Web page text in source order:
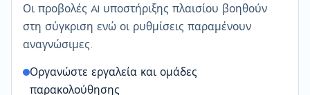
Οι προβολές AI υποστήριξης πλαισίου βοηθούν
στη σύγκριση ενώ οι ρυθμίσεις παραμένουν
αναγνώσιμες.
Οργανώστε εργαλεία και ομάδες
παρακολούθησης